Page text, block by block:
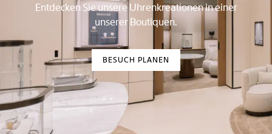
Entdecken Sie unsere Uhrenkreationen in einer
unserer Boutiquen.
BESUCH PLANEN